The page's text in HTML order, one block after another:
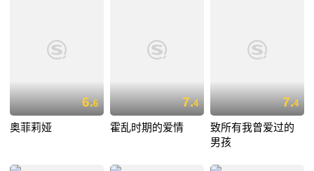
6.6
奥菲莉娅
7.4
霍乱时期的爱情
7.4
致所有我曾爱过的
男孩